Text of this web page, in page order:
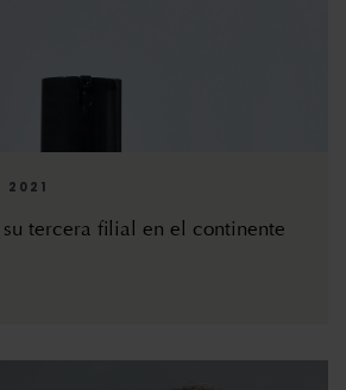
2021
tercera filial en el continente